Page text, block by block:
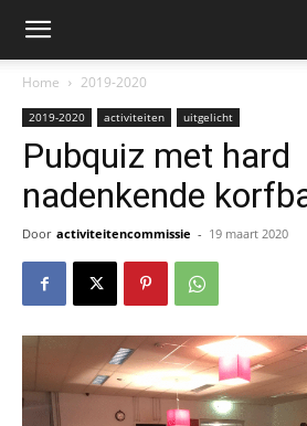
Home 2019-2020
2019-2020 activiteiten uitgelicht
Pubquiz met hard
nadenkende
Door activiteitencommissie - 19 maart 2020